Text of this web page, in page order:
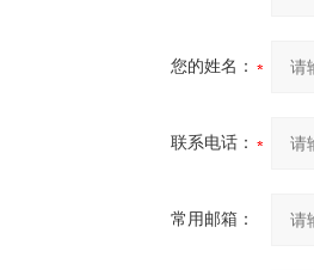
您的姓名：
联系电话：
常用邮箱：